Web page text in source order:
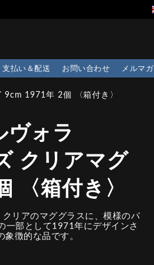
メルマガ
お問い合わせ
支払い＆配送
1971年 2個 〈箱付き〉
ヴォラ
クリアマグ
〈箱付き〉
リアのマググラスに、模様のパ
一部として1971年にデザインさ
徴的な品です。